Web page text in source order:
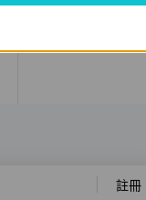
註冊